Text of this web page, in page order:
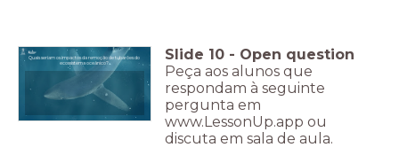
Quais seriam os impactos da remoção de tubarões do
ecossistema oceânico?
Slide 10 - Open question
Peça aos alunos que
respondam à seguinte
pergunta em
www.LessonUp.app ou
discuta em sala de aula.